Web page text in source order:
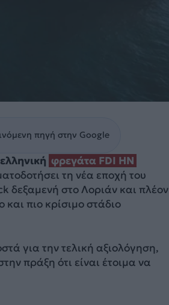
πηγή στην Google
φρεγάτα FDI HN
τη νέα εποχή του
δεξαμενή στο Λοριάν και πλέον
και πιο κρίσιμο στάδιο
για την τελική αξιολόγηση,
πράξη ότι είναι έτοιμα να